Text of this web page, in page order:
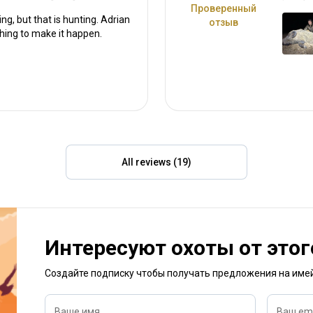
a challenge. You can
excursion as Adrian
hunt and keeps quality
but that is hunting. Adrian
to make it happen.
Проверенный
отзыв
All reviews (19)
Интересуют охоты от
Создайте подписку чтобы получать предложения на